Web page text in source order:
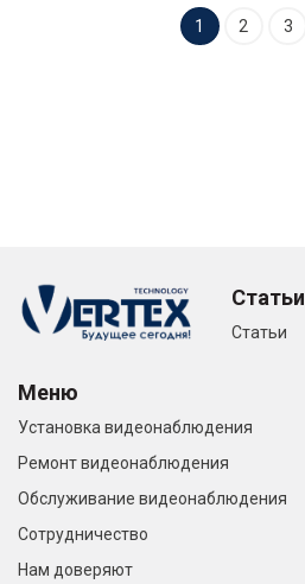
1 2 3
Статьи
Статьи
Меню
Установка видеонаблюдения
Ремонт видеонаблюдения
Обслуживание видеонаблюдения
Сотрудничество
Нам доверяют